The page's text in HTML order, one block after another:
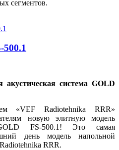
сегментов.
акустическая система GOLD
«VEF Radiotehnika RRR»
новую элитную модель
FS-500.1! Это самая
день модель напольной
RRR.